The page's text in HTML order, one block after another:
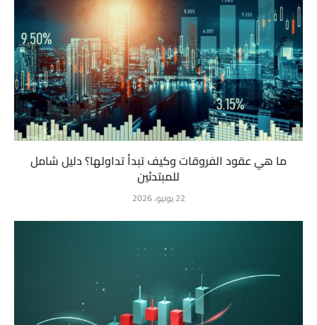
ما هي عقود الفروقات وكيف تبدأ تداولها؟ دليل شامل
للمبتدئين
22 يونيو، 2026